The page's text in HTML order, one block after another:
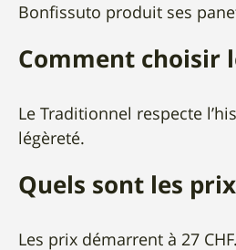
Bonfissuto produit ses
Comment choisir
Le Traditionnel respecte
légèreté.
Quels sont les
Les prix démarrent à 27